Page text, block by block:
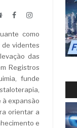
WebsiteFacebookLinkedIn
como
de videntes
das
Registros
funde
à expansão
orientar a
e